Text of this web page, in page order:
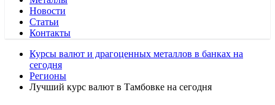
Новости
Статьи
Контакты
Курсы валют и драгоценных металлов в банках на
сегодня
Регионы
Лучший курс валют в Тамбовке на сегодня